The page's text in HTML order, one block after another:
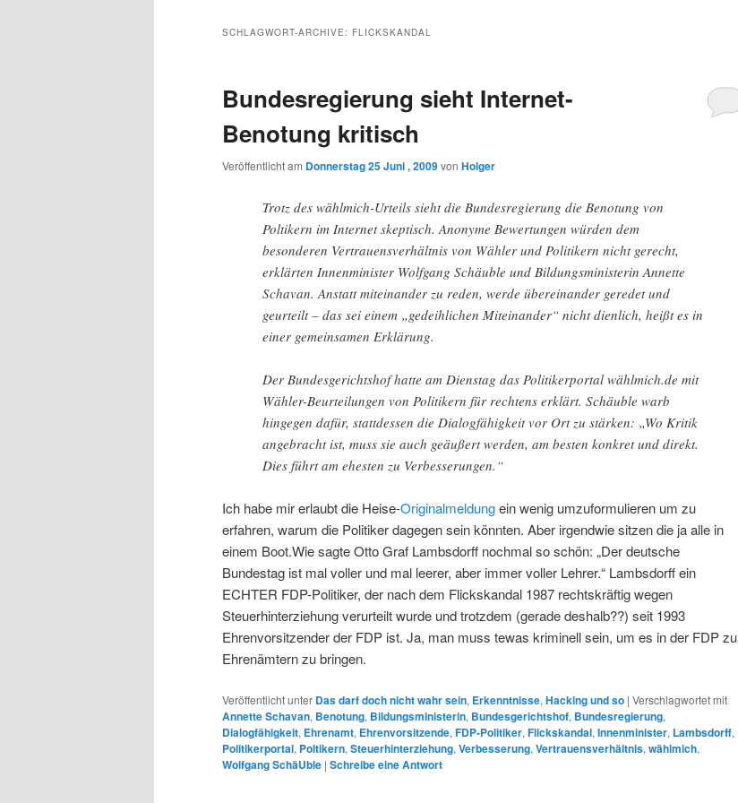
wechseln
SCHLAGWORT-ARCHIVE: FLICKSKANDAL
Bundesregierung sieht Internet-
Benotung kritisch
Veröffentlicht am Donnerstag 25 Juni , 2009von Holger
Trotz des wählmich-Urteils sieht die Bundesregierung die Benotung von
Poltikern im Internet skeptisch. Anonyme Bewertungen würden dem
besonderen Vertrauensverhältnis von Wähler und Politikern nicht gerecht,
erklärten Innenminister Wolfgang Schäuble und Bildungsministerin Annette
Schavan. Anstatt miteinander zu reden, werde übereinander geredet und
geurteilt – das sei einem „gedeihlichen Miteinander“ nicht dienlich, heißt es in
einer gemeinsamen Erklärung.
Der Bundesgerichtshof hatte am Dienstag das Politikerportal wählmich.de mit
Wähler-Beurteilungen von Politikern für rechtens erklärt. Schäuble warb
hingegen dafür, stattdessen die Dialogfähigkeit vor Ort zu stärken: „Wo Kritik
angebracht ist, muss sie auch geäußert werden, am besten konkret und direkt.
Dies führt am ehesten zu Verbesserungen.“
Ich habe mir erlaubt die Heise-Originalmeldungein wenig umzuformulieren um zu
erfahren, warum die Politiker dagegen sein könnten. Aber irgendwie sitzen die ja alle in
einem Boot.Wie sagte Otto Graf Lambsdorff nochmal so schön: „Der deutsche
Bundestag ist mal voller und mal leerer, aber immer voller Lehrer.“ Lambsdorff ein
ECHTER FDP-Politiker, der nach dem Flickskandal 1987 rechtskräftig wegen
Steuerhinterziehung verurteilt wurde und trotzdem (gerade deshalb??) seit 1993
Ehrenvorsitzender der FDP ist. Ja, man muss tewas kriminell sein, um es in der FDP zu
Ehrenämtern zu bringen.
Veröffentlicht unter Das darf doch nicht wahr sein, Erkenntnisse, Hacking und so | Verschlagwortet mit
Annette Schavan, Benotung, Bildungsministerin, Bundesgerichtshof, Bundesregierung,
Dialogfähigkeit, Ehrenamt, Ehrenvorsitzende, FDP-Politiker, Flickskandal, Innenminister, Lambsdorff,
Politikerportal, Poltikern, Steuerhinterziehung, Verbesserung, Vertrauensverhältnis, wählmich,
Wolfgang SchäUble | Schreibe eine Antwort